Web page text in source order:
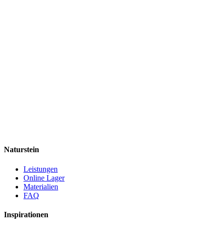
Naturstein
Leistungen
Online Lager
Materialien
FAQ
Inspirationen